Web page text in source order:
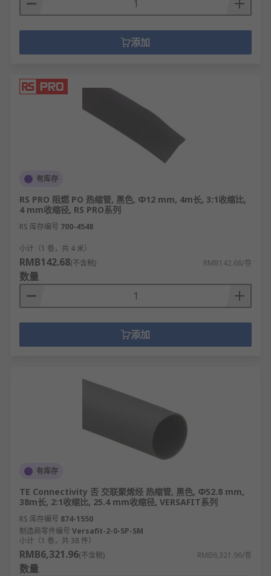
添加
有库存
RS PRO 阻燃 PO 热缩管, 黑色, Φ12 mm, 4m长, 3:1收缩比,
4 mm收缩径, RS PRO系列
RS 库存编号 700-4548
小计（1 卷，共 4 米）
RMB142.68(不含税) RMB142.68/卷
数量
添加
有库存
TE Connectivity 否 交联聚烯烃 热缩管, 黑色, Φ52.8 mm,
38m长, 2:1收缩比, 25.4 mm收缩径, VERSAFIT系列
RS 库存编号 874-1550
制造商零件编号 Versafit-2-0-SP-SM
小计（1 卷，共 38 件）
RMB6,321.96(不含税) RMB6,321.96/卷
数量